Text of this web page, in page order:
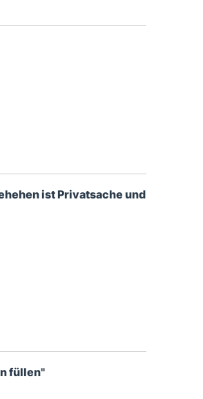
ist Privatsache und
füllen"